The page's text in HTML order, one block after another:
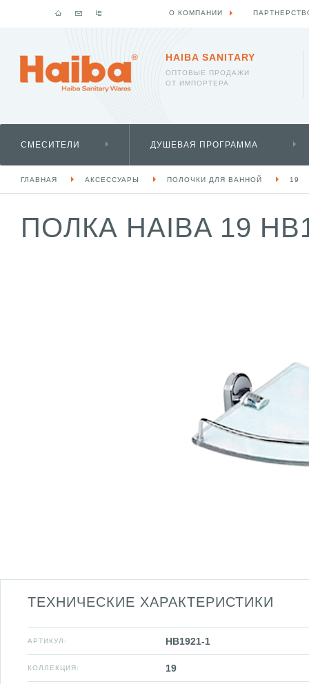
HAIBA SANITARY
ОПТОВЫЕ ПРОДАЖИ
ОТ ИМПОРТЕРА
СМЕСИТЕЛИ ДУШЕВАЯ ПРОГРАММА
ГЛАВНАЯ АКСЕССУАРЫ ПОЛОЧКИ ДЛЯ ВАННОЙ 19
ПОЛКА HAIBA 19
ТЕХНИЧЕСКИЕ ХАРАКТЕРИСТИКИ
АРТИКУЛ: HB1921-1
КОЛЛЕКЦИЯ: 19
О КОМПАНИИ